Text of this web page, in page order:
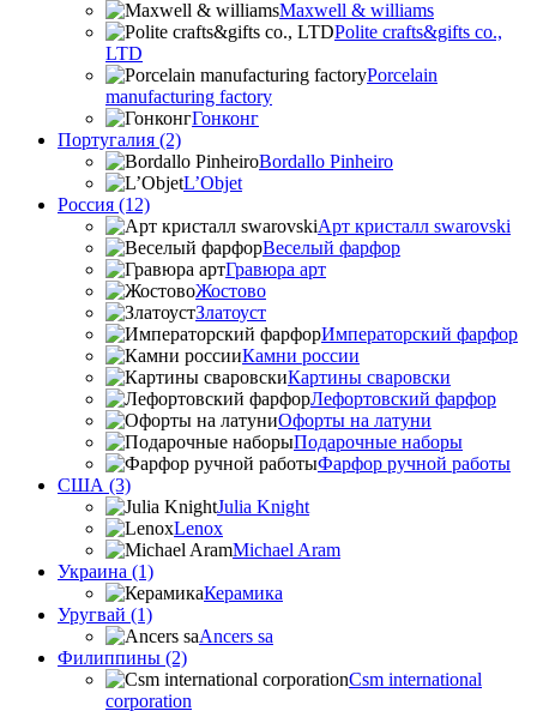
Maxwell & williams
Polite crafts&gifts co.,
LTD
Porcelain
manufacturing factory
Гонконг
Португалия (2)
Bordallo Pinheiro
L’Objet
Россия (12)
Арт кристалл swarovski
Веселый фарфор
Гравюра арт
Жостово
Златоуст
Императорский фарфор
Камни россии
Картины сваровски
Лефортовский фарфор
Офорты на латуни
Подарочные наборы
Фарфор ручной работы
США (3)
Julia Knight
Lenox
Michael Aram
Украина (1)
Керамика
Уругвай (1)
Ancers sa
Филиппины (2)
Csm international
corporation